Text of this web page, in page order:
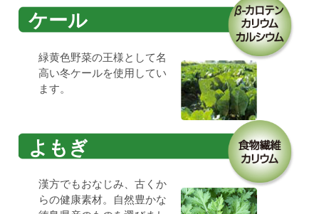
ケール
緑黄色野菜の王様として名
高い冬ケールを使用してい
ます。
よもぎ
漢方でもおなじみ、古くか
らの健康素材。自然豊かな